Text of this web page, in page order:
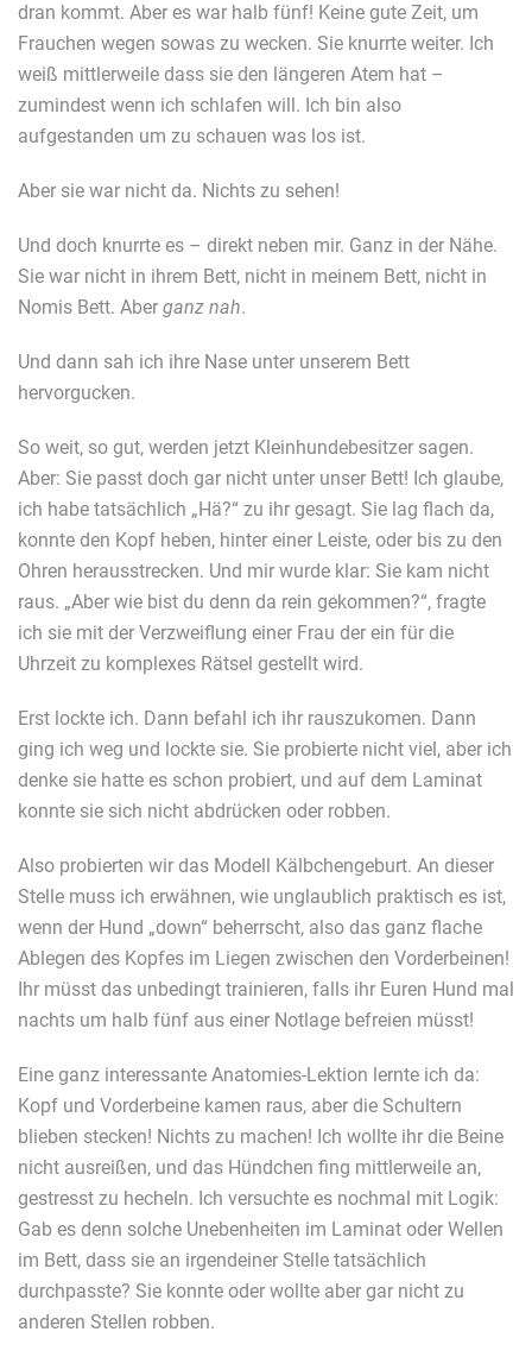
dran kommt. Aber es war halb fünf! Keine gute Zeit, um
Frauchen wegen sowas zu wecken. Sie knurrte weiter. Ich
weiß mittlerweile dass sie den längeren Atem hat –
zumindest wenn ich schlafen will. Ich bin also
aufgestanden um zu schauen was los ist.
Aber sie war nicht da. Nichts zu sehen!
Und doch knurrte es – direkt neben mir. Ganz in der Nähe.
Sie war nicht in ihrem Bett, nicht in meinem Bett, nicht in
Nomis Bett. Aber ganz nah.
Und dann sah ich ihre Nase unter unserem Bett
hervorgucken.
So weit, so gut, werden jetzt Kleinhundebesitzer sagen.
Aber: Sie passt doch gar nicht unter unser Bett! Ich glaube,
ich habe tatsächlich „Hä?“ zu ihr gesagt. Sie lag flach da,
konnte den Kopf heben, hinter einer Leiste, oder bis zu den
Ohren herausstrecken. Und mir wurde klar: Sie kam nicht
raus. „Aber wie bist du denn da rein gekommen?“, fragte
ich sie mit der Verzweiflung einer Frau der ein für die
Uhrzeit zu komplexes Rätsel gestellt wird.
Erst lockte ich. Dann befahl ich ihr rauszukomen. Dann
ging ich weg und lockte sie. Sie probierte nicht viel, aber ich
denke sie hatte es schon probiert, und auf dem Laminat
konnte sie sich nicht abdrücken oder robben.
Also probierten wir das Modell Kälbchengeburt. An dieser
Stelle muss ich erwähnen, wie unglaublich praktisch es ist,
wenn der Hund „down“ beherrscht, also das ganz flache
Ablegen des Kopfes im Liegen zwischen den Vorderbeinen!
Ihr müsst das unbedingt trainieren, falls ihr Euren Hund mal
nachts um halb fünf aus einer Notlage befreien müsst!
Eine ganz interessante Anatomies-Lektion lernte ich da:
Kopf und Vorderbeine kamen raus, aber die Schultern
blieben stecken! Nichts zu machen! Ich wollte ihr die Beine
nicht ausreißen, und das Hündchen fing mittlerweile an,
gestresst zu hecheln. Ich versuchte es nochmal mit Logik:
Gab es denn solche Unebenheiten im Laminat oder Wellen
im Bett, dass sie an irgendeiner Stelle tatsächlich
durchpasste? Sie konnte oder wollte aber gar nicht zu
anderen Stellen robben.